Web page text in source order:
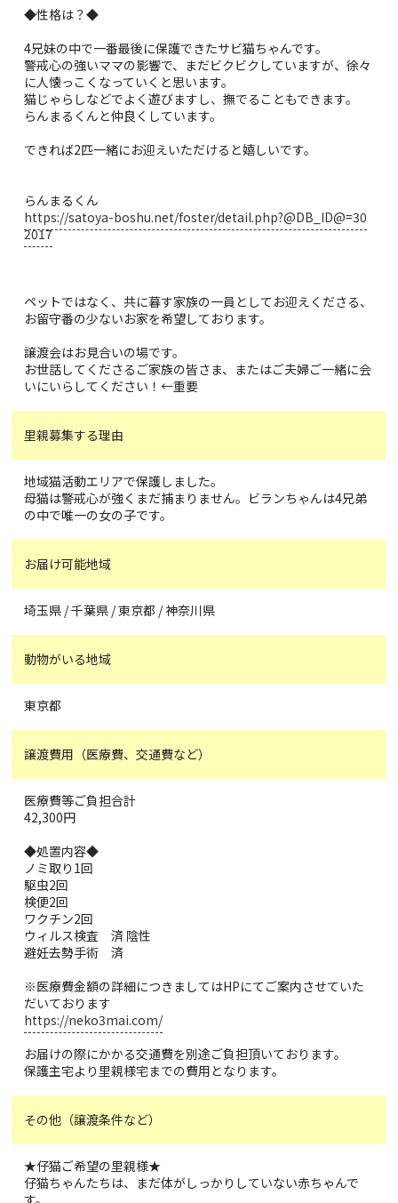
◆性格は？◆
4兄妹の中で一番最後に保護できたサビ猫ちゃんです。
警戒心の強いママの影響で、まだビクビクしていますが、徐々
に人懐っこくなっていくと思います。
猫じゃらしなどでよく遊びますし、撫でることもできます。
らんまるくんと仲良くしています。
できれば2匹一緒にお迎えいただけると嬉しいです。
らんまるくん
https://satoya-boshu.net/foster/detail.php?@DB_ID@=30
2017
ペットではなく、共に暮す家族の一員としてお迎えくださる、
お留守番の少ないお家を希望しております。
譲渡会はお見合いの場です。
お世話してくださるご家族の皆さま、またはご夫婦ご一緒に会
いにいらしてください！←重要
里親募集する理由
地域猫活動エリアで保護しました。
母猫は警戒心が強くまだ捕まりません。ビランちゃんは4兄弟
の中で唯一の女の子です。
お届け可能地域
埼玉県 / 千葉県 / 東京都 / 神奈川県
動物がいる地域
東京都
譲渡費用（医療費、交通費など）
医療費等ご負担合計
42,300円
◆処置内容◆
ノミ取り1回
駆虫2回
検便2回
ワクチン2回
ウィルス検査 済 陰性
避妊去勢手術 済
※医療費金額の詳細につきましてはHPにてご案内させていた
だいております
https://neko3mai.com/
お届けの際にかかる交通費を別途ご負担頂いております。
保護主宅より里親様宅までの費用となります。
その他（譲渡条件など）
★仔猫ご希望の里親様★
仔猫ちゃんたちは、まだ体がしっかりしていない赤ちゃんで
す。